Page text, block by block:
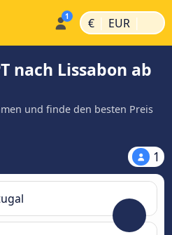
€ | EUR |
nach Lissabon ab
und finde den besten Preis
1